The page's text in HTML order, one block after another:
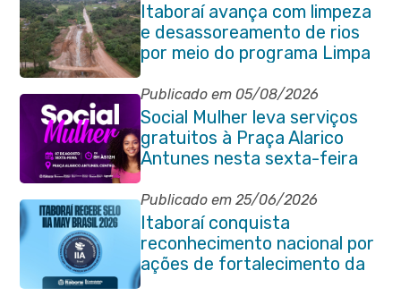
Itaboraí avança com limpeza
e desassoreamento de rios
por meio do programa Limpa
Rio
Publicado em 05/08/2026
Social Mulher leva serviços
gratuitos à Praça Alarico
Antunes nesta sexta-feira
(07/08)
Publicado em 25/06/2026
Itaboraí conquista
reconhecimento nacional por
ações de fortalecimento da
Auditoria Interna